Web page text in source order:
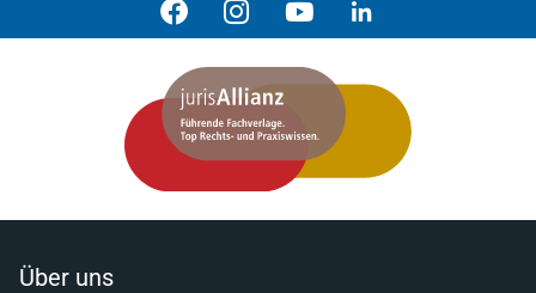
Über uns